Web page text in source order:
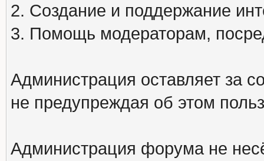
2. Создание и поддержание
3. Помощь модераторам,
Администрация оставляет за
не предупреждая об этом
Администрация форума не